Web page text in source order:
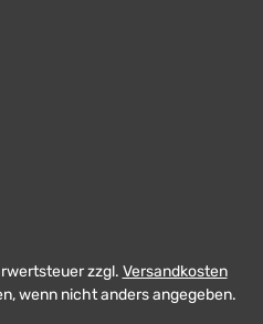
zzgl. Versandkosten
wenn nicht anders angegeben.